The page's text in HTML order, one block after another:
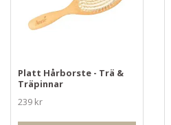
Platt Hårborste - Trä &
Träpinnar
239 kr